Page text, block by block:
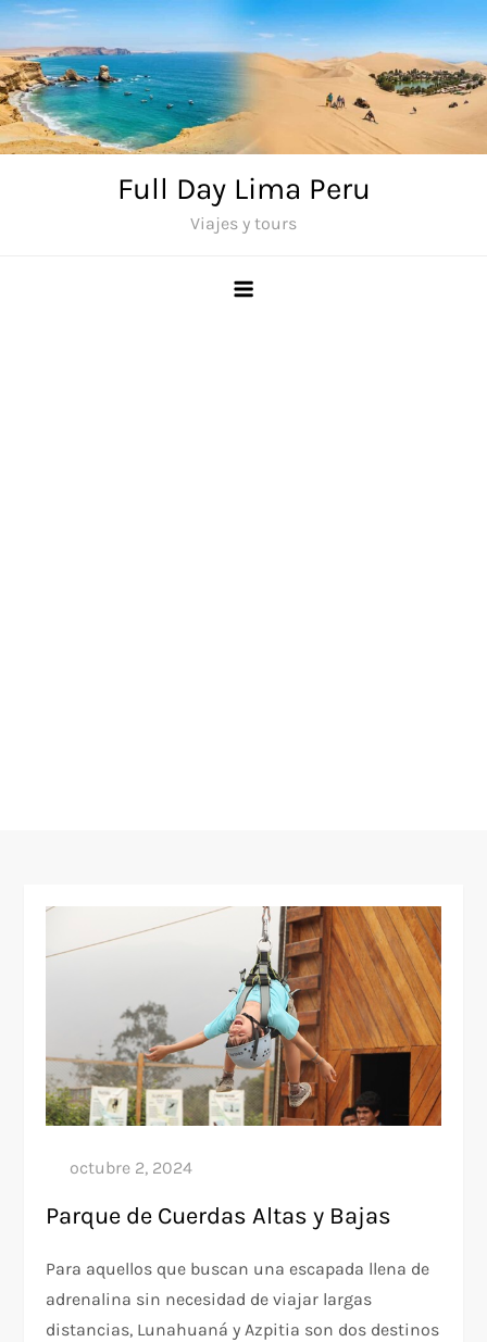
Saltar
al
contenido
Full Day Lima Peru
Viajes y tours
Parque de Cuerdas Altas y Bajas
Para aquellos que buscan una escapada llena de
adrenalina sin necesidad de viajar largas
distancias, Lunahuaná y Azpitia son dos destinos